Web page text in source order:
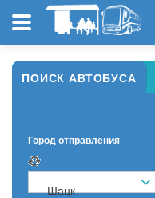
ПОИСК АВТОБУСА
Город отправления
Шацк